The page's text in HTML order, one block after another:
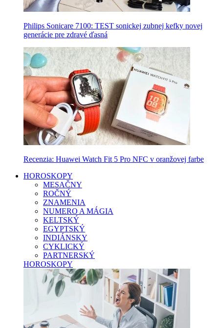
Philips Sonicare 7100: TEST sonickej zubnej kefky novej
generácie pre zdravé ďasná
Recenzia: Huawei Watch Fit 5 Pro NFC v oranžovej farbe
HOROSKOPY
MESAČNY
ROČNÝ
ZNAMENIA
NUMERO A MÁGIA
KELTSKÝ
EGYPTSKÝ
INDIÁNSKY
CYKLICKÝ
PARTNERSKÝ
HOROSKOPY